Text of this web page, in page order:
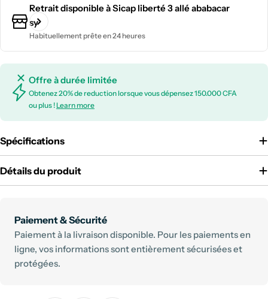
Retrait disponible àSicap liberté 3 allé ababacar
sy
Habituellement prête en 24 heures
Offre à durée limitée
Obtenez 20% de reduction lorsque vous dépensez 150.000 CFA
ou plus !Learn more
Spécifications
Détails du produit
Paiement & Sécurité
Modes
de
paiement
Paiement à la livraison disponible. Pour les paiements en
ligne, vos informations sont entièrement sécurisées et
protégées.